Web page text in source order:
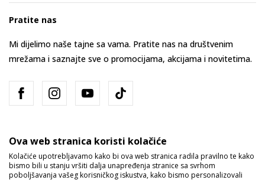
Pratite nas
Mi dijelimo naše tajne sa vama. Pratite nas na društvenim
mrežama i saznajte sve o promocijama, akcijama i novitetima.
Bosna i Hercegovina Promijenite
Ova web stranica koristi kolačiće
Kolačiće upotrebljavamo kako bi ova web stranica radila pravilno te kako
bismo bili u stanju vršiti dalja unapređenja stranice sa svrhom
poboljšavanja vašeg korisničkog iskustva, kako bismo personalizovali